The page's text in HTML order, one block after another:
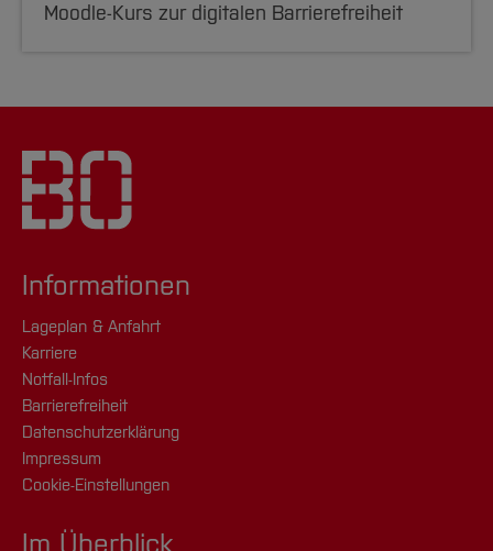
Moodle-Kurs zur digitalen Barrierefreiheit
Informationen
Lageplan & Anfahrt
Karriere
Notfall-Infos
Barrierefreiheit
Datenschutzerklärung
Impressum
Cookie-Einstellungen
Im Überblick